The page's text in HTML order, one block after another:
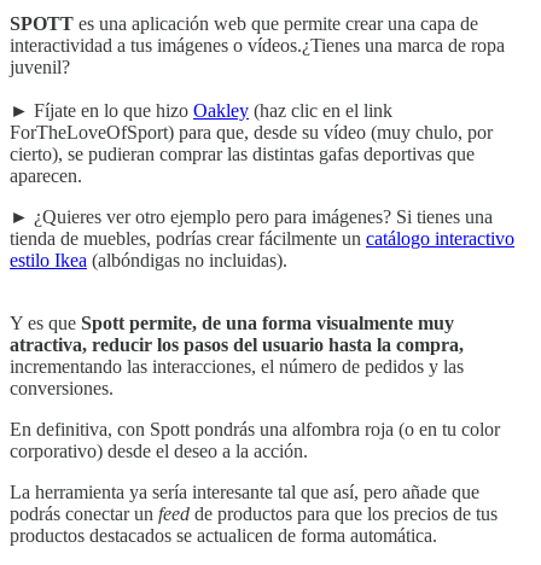
SPOTT es una aplicación web que permite crear una capa de
interactividad a tus imágenes o vídeos.¿Tienes una marca de ropa
juvenil?
► Fíjate en lo que hizo Oakley (haz clic en el link
ForTheLoveOfSport) para que, desde su vídeo (muy chulo, por
cierto), se pudieran comprar las distintas gafas deportivas que
aparecen.
► ¿Quieres ver otro ejemplo pero para imágenes? Si tienes una
tienda de muebles, podrías crear fácilmente un catálogo interactivo
estilo Ikea (albóndigas no incluidas).
Y es que Spott permite, de una forma visualmente muy
atractiva, reducir los pasos del usuario hasta la compra,
incrementando las interacciones, el número de pedidos y las
conversiones.
En definitiva, con Spott pondrás una alfombra roja (o en tu color
corporativo) desde el deseo a la acción.
La herramienta ya sería interesante tal que así, pero añade que
podrás conectar un feed de productos para que los precios de tus
productos destacados se actualicen de forma automática.